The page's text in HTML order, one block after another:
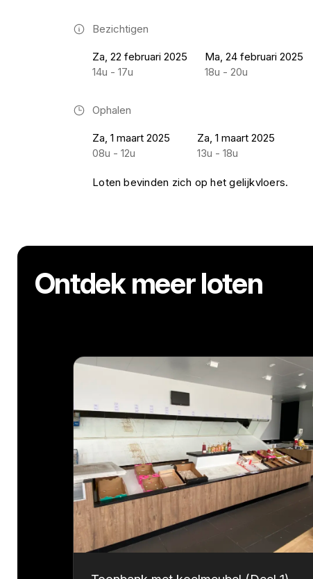
Bezichtigen
Za, 22 februari 2025
14u - 17u
Ma, 24 februari 2025
18u - 20u
Ophalen
Za, 1 maart 2025
08u - 12u
Za, 1 maart 2025
13u - 18u
Loten bevinden zich op het gelijkvloers.
Ontdek meer loten